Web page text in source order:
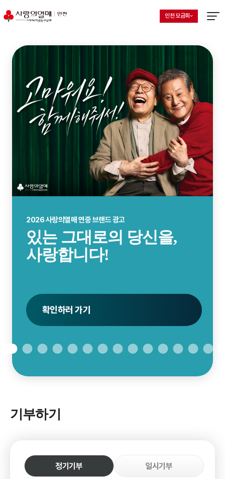
지회 선택 목록 열기
현재 선택된 지회
인천 모금회
사랑의열매 연중 브랜드 광고
2026 사랑의열매 연중 브랜드 광고
있는 그대로의 당신을,
사랑합니다!
확인하러 가기
2026년 8월 나눔인사이트
2026년 8월 나눔인사이트
사회이슈분석 2027
신청하러 가기
신청하러 가기
신청하러 가기
펀딩하러 가기
확인하러 가기
신청하러 가기
접수하러 가기
접수하러 가기
신청하기
자세히 보기
신청하러 가기
확인하러 가기
펀딩하러 가기
기부하기
정기기부 일시기부